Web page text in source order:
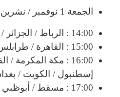
الجمعة 1 نوفمبر / نشرين الثاني | (1-11-2024)
14:00 : الرباط / الجزائر / تونس / نواكشوط
15:00 : القاهرة / طرابلس / الخرطوم
16:00 : مكة
إسطنبول / الكويت /
17:00 : مسقط / أبوظبي / طهران